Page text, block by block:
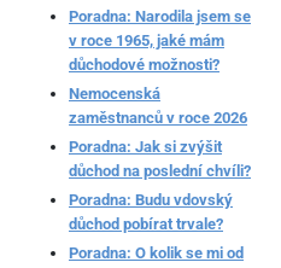
Poradna: Narodila jsem se
v roce 1965, jaké mám
důchodové možnosti?
Nemocenská
zaměstnanců v roce 2026
Poradna: Jak si zvýšit
důchod na poslední chvíli?
Poradna: Budu vdovský
důchod pobírat trvale?
Poradna: O kolik se mi od